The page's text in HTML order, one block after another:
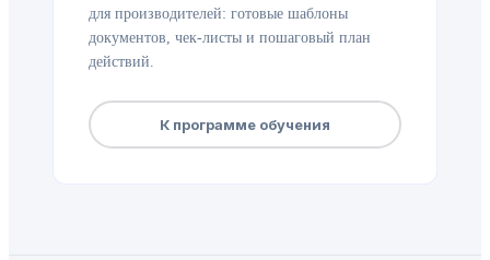
для производителей: готовые шаблоны
документов, чек-листы и пошаговый план
действий.
К программе обучения